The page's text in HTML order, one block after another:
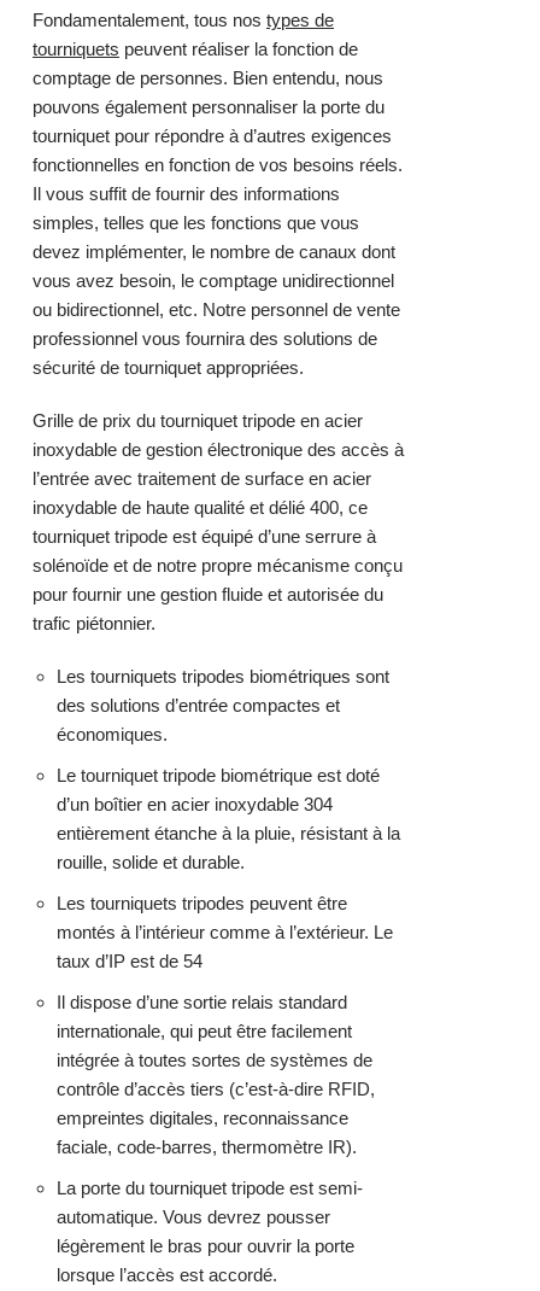
Fondamentalement, tous nos types de
tourniquets peuvent réaliser la fonction de
comptage de personnes. Bien entendu, nous
pouvons également personnaliser la porte du
tourniquet pour répondre à d’autres exigences
fonctionnelles en fonction de vos besoins réels.
Il vous suffit de fournir des informations
simples, telles que les fonctions que vous
devez implémenter, le nombre de canaux dont
vous avez besoin, le comptage unidirectionnel
ou bidirectionnel, etc. Notre personnel de vente
professionnel vous fournira des solutions de
sécurité de tourniquet appropriées.
Grille de prix du tourniquet tripode en acier
inoxydable de gestion électronique des accès à
l’entrée avec traitement de surface en acier
inoxydable de haute qualité et délié 400, ce
tourniquet tripode est équipé d’une serrure à
solénoïde et de notre propre mécanisme conçu
pour fournir une gestion fluide et autorisée du
trafic piétonnier.
Les tourniquets tripodes biométriques sont
des solutions d’entrée compactes et
économiques.
Le tourniquet tripode biométrique est doté
d’un boîtier en acier inoxydable 304
entièrement étanche à la pluie, résistant à la
rouille, solide et durable.
Les tourniquets tripodes peuvent être
montés à l’intérieur comme à l’extérieur. Le
taux d’IP est de 54
Il dispose d’une sortie relais standard
internationale, qui peut être facilement
intégrée à toutes sortes de systèmes de
contrôle d’accès tiers (c’est-à-dire RFID,
empreintes digitales, reconnaissance
faciale, code-barres, thermomètre IR).
La porte du tourniquet tripode est semi-
automatique. Vous devrez pousser
légèrement le bras pour ouvrir la porte
lorsque l’accès est accordé.